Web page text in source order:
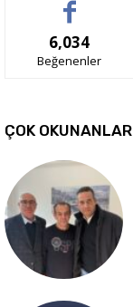
6,034
Beğenenler
ÇOK OKUNANLAR